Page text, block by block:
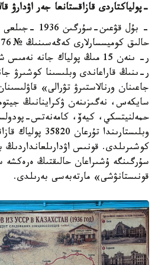
-پولياكتاردى قازاقستانعا جەر اۋدارۋ
ر- ىنەن 15 مىڭ پولياك جانە
ر-ىنىڭ قاراعاندى وبلىسىنا كوشىرۋ
جاعىنان ورنالاستىرۋ تۋرالى»
سايكەس، نەگىزىنەن ۋكراينانىڭ
حمەلنيتسكي، كيەۆ، كامەنەتس-
وبلىستارىندا
كوشىرىلدى. قونىس اۋدارىلعانداردىڭ
سۇرگىنگە ۇشىراعان حالىقتىڭ
قونىستانۋشى» مارتەبەسى بەرىلدى.